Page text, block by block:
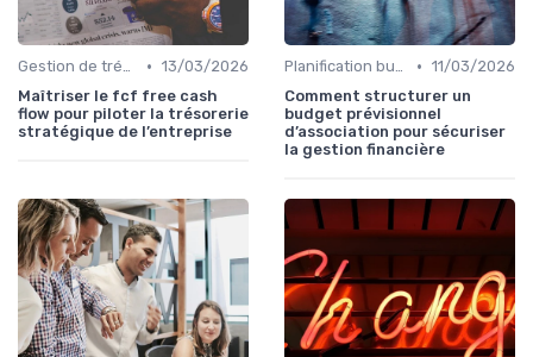
Gestion de trésorerie • 13/03/2026
Maîtriser le fcf free cash
flow pour piloter la trésorerie
stratégique de l’entreprise
Planification budgétaire • 11/03/2026
Comment structurer un
budget prévisionnel
d’association pour sécuriser
la gestion financière